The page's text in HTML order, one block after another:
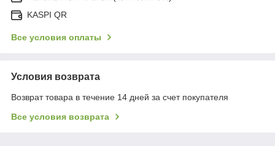
KASPI QR
Все условия оплаты
Условия возврата
Возврат товара в течение 14 дней за счет покупателя
Все условия возврата